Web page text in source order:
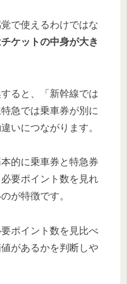
で使えるわけではな
ケットの中身が大き
ると、「新幹線では
急では乗車券が別に
いにつながります。
的に乗車券と特急券
要ポイント数を見れ
が特徴です。
ポイント数を見比べ
があるかを判断しや